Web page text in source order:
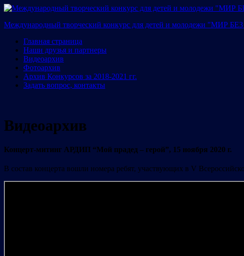
Международный творческий конкурс для детей и молодежи "МИР
Главная страница
Наши друзья и партнеры
Видеоархив
Фотоархив
Архив Конкурсов за 2018-2021 гг.
Задать вопрос, контакты
Видеоархив
Концерт-митинг АРДИП “Мой прадед – герой”, 15 ноября 2020 г.
В состав концерта вошли номера ребят, участвующих в V